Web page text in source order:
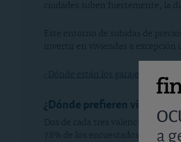
ciudades suben fuertemente, la
Este entorno de subidas de
invertir en viviendas a excepción
¿Dónde están los garajes más
¿Dónde prefieren vivir los
Dos de cada tres valencianos
78% de los encuestados y que